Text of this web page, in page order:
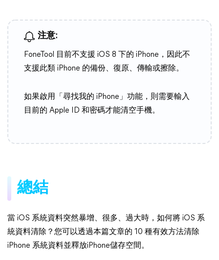
注意:
FoneTool 目前不支援 iOS 8 下的 iPhone，因此不
支援此類 iPhone 的備份、復原、傳輸或擦除。
如果啟用「尋找我的 iPhone」功能，則需要輸入
目前的 Apple ID 和密碼才能清空手機。
總結
當 iOS 系統資料突然暴增、很多、過大時，如何將 iOS 系
統資料清除？您可以透過本篇文章的 10 種有效方法清除
iPhone 系統資料並釋放iPhone儲存空間。